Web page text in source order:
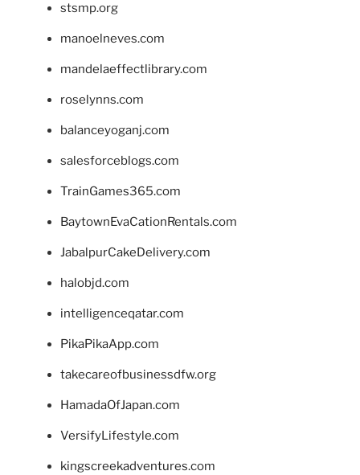
stsmp.org
manoelneves.com
mandelaeffectlibrary.com
roselynns.com
balanceyoganj.com
salesforceblogs.com
TrainGames365.com
BaytownEvaCationRentals.com
JabalpurCakeDelivery.com
halobjd.com
intelligenceqatar.com
PikaPikaApp.com
takecareofbusinessdfw.org
HamadaOfJapan.com
VersifyLifestyle.com
kingscreekadventures.com